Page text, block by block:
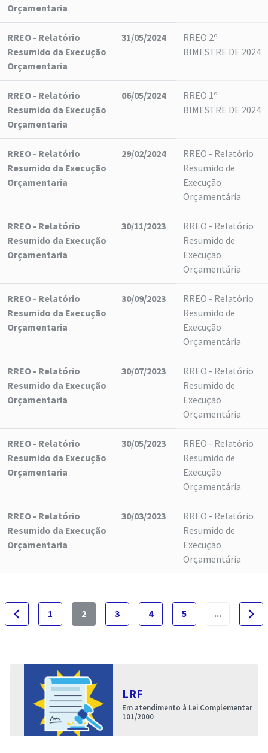
Orçamentaria
RREO - Relatório
Resumido da Execução
Orçamentaria
31/05/2024
RREO 2º
BIMESTRE DE 2024
RREO - Relatório
Resumido da Execução
Orçamentaria
06/05/2024
RREO 1º
BIMESTRE DE 2024
RREO - Relatório
Resumido da Execução
Orçamentaria
29/02/2024
RREO - Relatório
Resumido de
Execução
Orçamentária
RREO - Relatório
Resumido da Execução
Orçamentaria
30/11/2023
RREO - Relatório
Resumido de
Execução
Orçamentária
RREO - Relatório
Resumido da Execução
Orçamentaria
30/09/2023
RREO - Relatório
Resumido de
Execução
Orçamentária
RREO - Relatório
Resumido da Execução
Orçamentaria
30/07/2023
RREO - Relatório
Resumido de
Execução
Orçamentária
RREO - Relatório
Resumido da Execução
Orçamentaria
30/05/2023
RREO - Relatório
Resumido de
Execução
Orçamentária
RREO - Relatório
Resumido da Execução
Orçamentaria
30/03/2023
RREO - Relatório
Resumido de
Execução
Orçamentária
navigate_before 1 2 3 4 5 ... navigate_next
LRF
Em atendimento à Lei Complementar
101/2000